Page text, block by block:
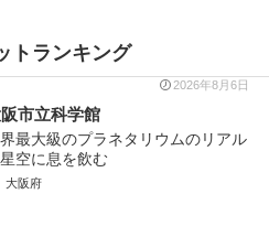
トランキング
2026年8月6日
市立科学館
最大級のプラネタリウムのリアル
空に息を飲む
大阪府